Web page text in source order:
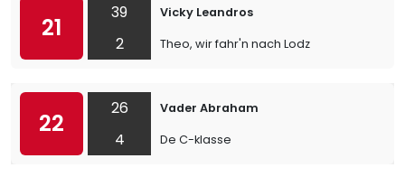
21
39
2
Vicky Leandros
Theo, wir fahr'n nach Lodz
22
26
4
Vader Abraham
De C-klasse